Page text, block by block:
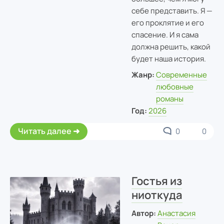
себе представить. Я —
его проклятие и его
спасение. И я сама
должна решить, какой
будет наша история.
Жанр: Современные
любовные
романы
Год: 2026
Читать далее 0 0
Гостья из
ниоткуда
Автор: Анастасия